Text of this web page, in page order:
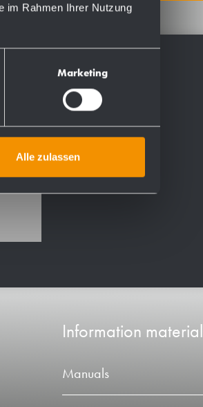
im Rahmen Ihrer Nutzung
Marketing
Alle zulassen
Information material
Manuals